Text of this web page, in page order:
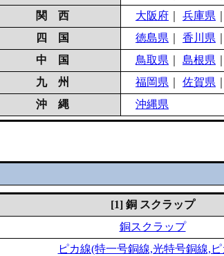
関 西
大阪府 兵庫県
四 国
徳島県 香川県
中 国
鳥取県 島根県
九 州
福岡県 佐賀県
沖 縄
沖縄県
[1] 銅 スクラップ
銅スクラップ
ピカ線(特一号銅線,光特号銅線,